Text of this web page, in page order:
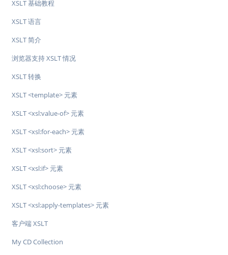
XSLT 基础教程
XSLT 语言
XSLT 简介
浏览器支持 XSLT 情况
XSLT 转换
XSLT <template> 元素
XSLT <xsl:value-of> 元素
XSLT <xsl:for-each> 元素
XSLT <xsl:sort> 元素
XSLT <xsl:if> 元素
XSLT <xsl:choose> 元素
XSLT <xsl:apply-templates> 元素
客户端 XSLT
My CD Collection